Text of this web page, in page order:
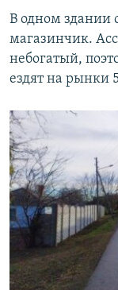
В одном здании
магазинчик.
небогатый,
ездят на рынки